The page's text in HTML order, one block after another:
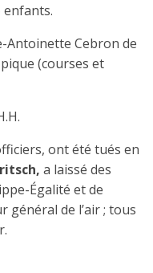
enfants.
Antoinette Cebron de
(courses et
ont été tués en
a laissé des
Égalité et de
général de l’air ; tous